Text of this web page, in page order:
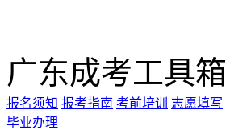
广东成考工具箱
报名须知 报考指南 考前培训 志愿填写
毕业办理